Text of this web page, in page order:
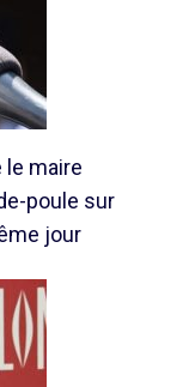
le maire
poule sur
jour